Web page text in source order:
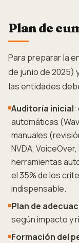
Plan de
Para preparar la
de junio de 2025)
las entidades
Auditoría inicial:
automáticas
manuales
NVDA,
herramientas
el 35% de los
indispensable.
Plan de
según impacto y
Formación del